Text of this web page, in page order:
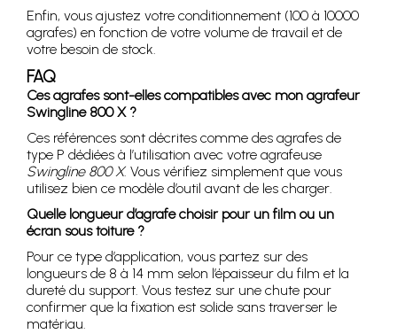
Enfin, vous ajustez votre conditionnement (100 à 10000
agrafes) en fonction de votre volume de travail et de
votre besoin de stock.
FAQ
Ces agrafes sont-elles compatibles avec mon agrafeur
Swingline 800 X ?
Ces références sont décrites comme des agrafes de
type P dédiées à l’utilisation avec votre agrafeuse
Swingline 800 X. Vous vérifiez simplement que vous
utilisez bien ce modèle d’outil avant de les charger.
Quelle longueur d’agrafe choisir pour un film ou un
écran sous toiture ?
Pour ce type d’application, vous partez sur des
longueurs de 8 à 14 mm selon l’épaisseur du film et la
dureté du support. Vous testez sur une chute pour
confirmer que la fixation est solide sans traverser le
matériau.